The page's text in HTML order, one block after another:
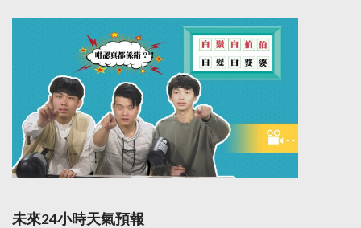
未來24小時天氣預報